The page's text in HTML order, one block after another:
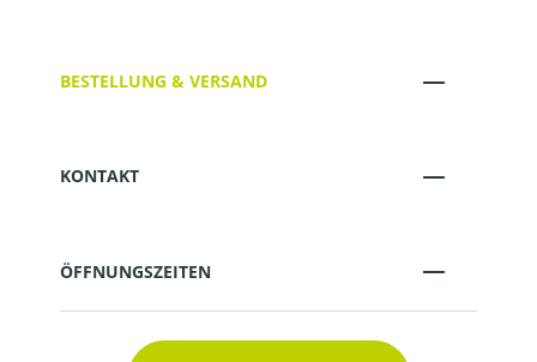
BESTELLUNG & VERSAND
KONTAKT
ÖFFNUNGSZEITEN